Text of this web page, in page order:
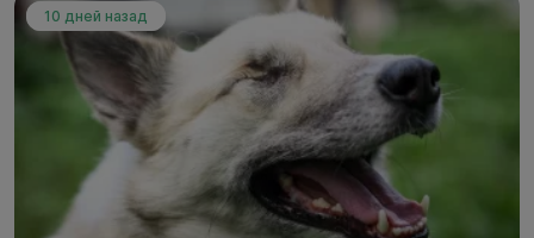
10 дней назад